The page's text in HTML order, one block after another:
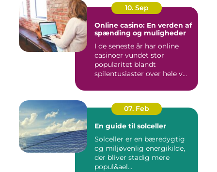
10. Sep
Online casino: En verden af
spænding og muligheder
I de seneste år har online
casinoer vundet stor
popularitet blandt
spilentusiaster over hele v...
07. Feb
En guide til solceller
Solceller er en bæredygtig
og miljøvenlig energikilde,
der bliver stadig mere
popul&ael...